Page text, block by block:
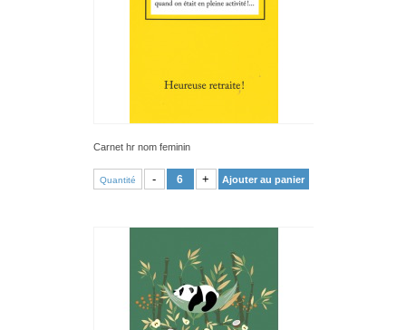
Carnet hr nom feminin
Quantité - + Ajouter au panier